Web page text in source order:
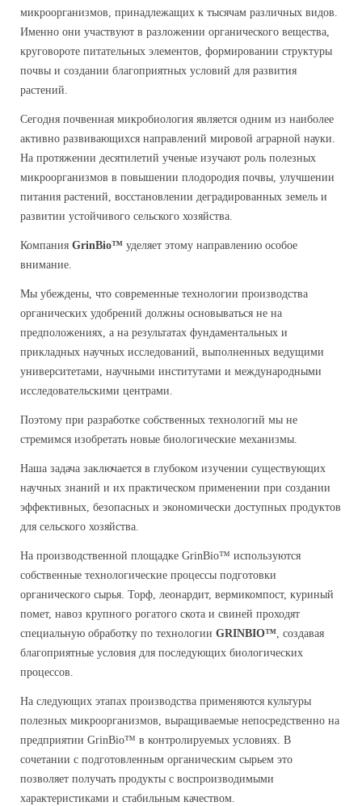
микроорганизмов, принадлежащих к тысячам различных видов.
Именно они участвуют в разложении органического вещества,
круговороте питательных элементов, формировании структуры
почвы и создании благоприятных условий для развития
растений.
Сегодня почвенная микробиология является одним из наиболее
активно развивающихся направлений мировой аграрной науки.
На протяжении десятилетий ученые изучают роль полезных
микроорганизмов в повышении плодородия почвы, улучшении
питания растений, восстановлении деградированных земель и
развитии устойчивого сельского хозяйства.
Компания GrinBio™ уделяет этому направлению особое
внимание.
Мы убеждены, что современные технологии производства
органических удобрений должны основываться не на
предположениях, а на результатах фундаментальных и
прикладных научных исследований, выполненных ведущими
университетами, научными институтами и международными
исследовательскими центрами.
Поэтому при разработке собственных технологий мы не
стремимся изобретать новые биологические механизмы.
Наша задача заключается в глубоком изучении существующих
научных знаний и их практическом применении при создании
эффективных, безопасных и экономически доступных продуктов
для сельского хозяйства.
На производственной площадке GrinBio™ используются
собственные технологические процессы подготовки
органического сырья. Торф, леонардит, вермикомпост, куриный
помет, навоз крупного рогатого скота и свиней проходят
специальную обработку по технологии GRINBIO™, создавая
благоприятные условия для последующих биологических
процессов.
На следующих этапах производства применяются культуры
полезных микроорганизмов, выращиваемые непосредственно на
предприятии GrinBio™ в контролируемых условиях. В
сочетании с подготовленным органическим сырьем это
позволяет получать продукты с воспроизводимыми
характеристиками и стабильным качеством.